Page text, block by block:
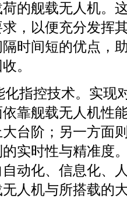
的舰载无人机。
，以便充分发挥
时间短的优点，
。
控技术。实现
靠舰载无人机性
台阶；另一方面
实时性与精准度
动化、信息化、
人机与所搭载的